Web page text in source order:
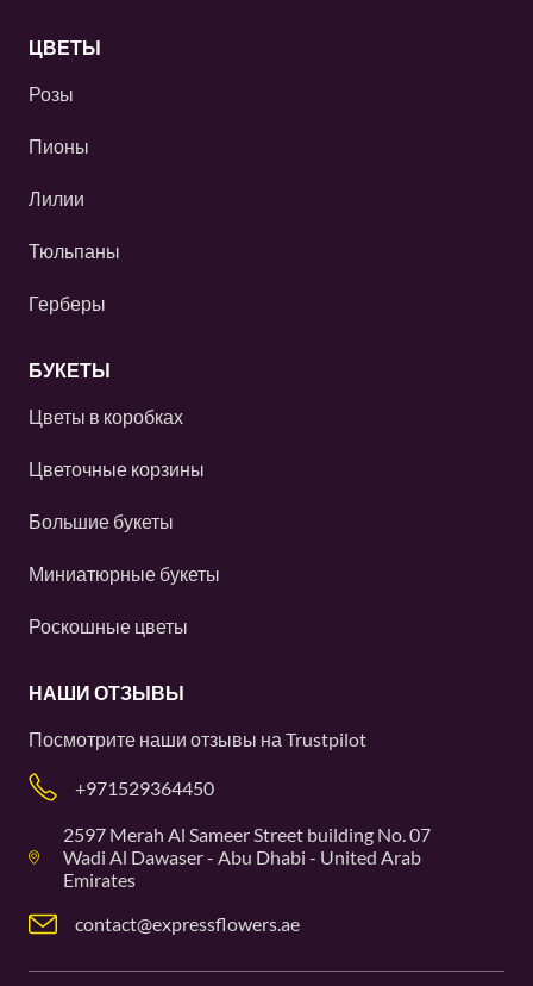
ЦВЕТЫ
Розы
Пионы
Лилии
Тюльпаны
Герберы
БУКЕТЫ
Цветы в коробках
Цветочные корзины
Большие букеты
Миниатюрные букеты
Роскошные цветы
НАШИ ОТЗЫВЫ
Посмотрите наши отзывы на Trustpilot
+971529364450
2597 Merah Al Sameer Street building No. 07
Wadi Al Dawaser - Abu Dhabi - United Arab
Emirates
contact@expressflowers.ae